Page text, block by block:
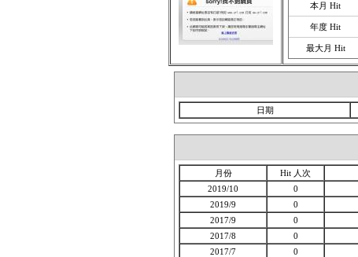
本月 Hit
年度 Hit
最大月 Hit
日期
月份 Hit 人次
2019/10
0
2019/9
0
2017/9
0
2017/8
0
2017/7
0